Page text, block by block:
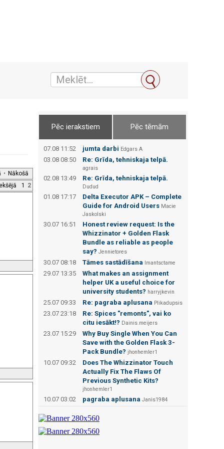
• Nākošā
1 2
Pēc ierakstiem Pēc tēmām
07.08 11:52 jumta darbi Edgars А
03.08 08:50 Re: Grīda, tehniskaja telpā.
agrais
02.08 13:49 Re: Grīda, tehniskaja telpā.
Dudud
01.08 17:17
Delta Executor APK – Complete
Guide for Android Users Macie
Jaskolski
30.07 16:51
Honest review request: Is the
Whizzinator + Golden Flask
Bundle as reliable as people
say? Jennietores
30.07 08:18 Tāmes sastādīšana Imantsctame
29.07 13:35
What makes an assignment
helper UK a useful choice for
university students? harryjkevin
25.07 09:33 Re: pagraba aplusana Plikadupsis
23.07 23:18
Re: Spices "remonts", vai ko
citu iesākt!? Dainis.meijers
23.07 15:29
Why Buy Single When You Can
Save with the Golden Flask 3-
Pack Bundle? jhonhemler1
10.07 09:32
Does The Whizzinator Touch
Actually Fix The Flaws Of
Previous Synthetic Kits?
jhonhemler1
10.07 03:02 pagraba aplusana Janis1984